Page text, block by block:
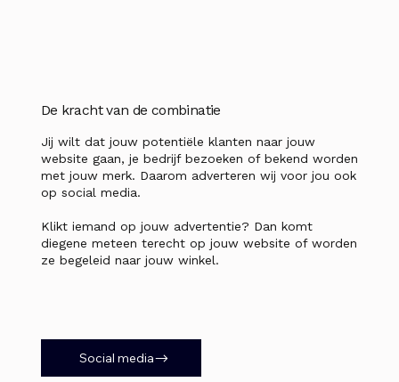
De kracht van de combinatie
Jij wilt dat jouw potentiële klanten naar jouw
website gaan, je bedrijf bezoeken of bekend worden
met jouw merk. Daarom adverteren wij voor jou ook
op social media.
Klikt iemand op jouw advertentie? Dan komt
diegene meteen terecht op jouw website of worden
ze begeleid naar jouw winkel.
Social media